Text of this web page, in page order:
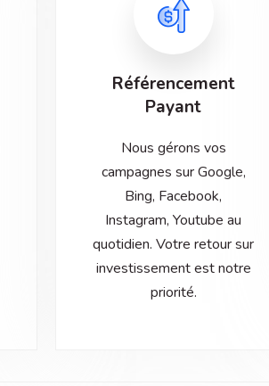
Référencement
Payant
Nous gérons vos
campagnes sur Google,
Bing, Facebook,
Instagram, Youtube au
quotidien. Votre retour sur
investissement est notre
priorité.